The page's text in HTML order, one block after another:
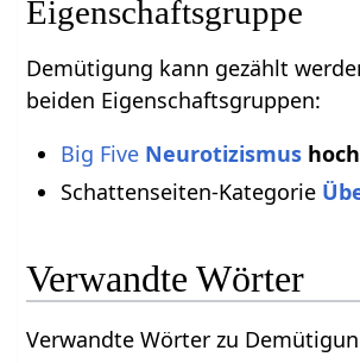
Eigenschaftsgruppe
Demütigung kann gezählt
beiden Eigenschaftsgruppen:
Big Five Neurotizismushoch
Schattenseiten-Kategorie
Verwandte Wörter
Verwandte Wörter zu